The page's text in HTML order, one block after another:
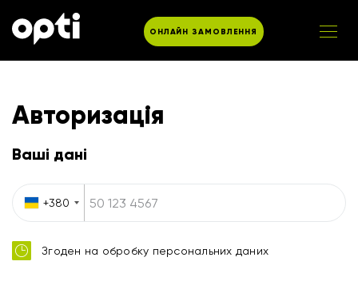
ОНЛАЙН ЗАМОВЛЕННЯ
Авторизація
Ваші дані
+380
Згоден на обробку персональних даних